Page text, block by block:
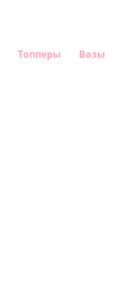
Топперы Вазы